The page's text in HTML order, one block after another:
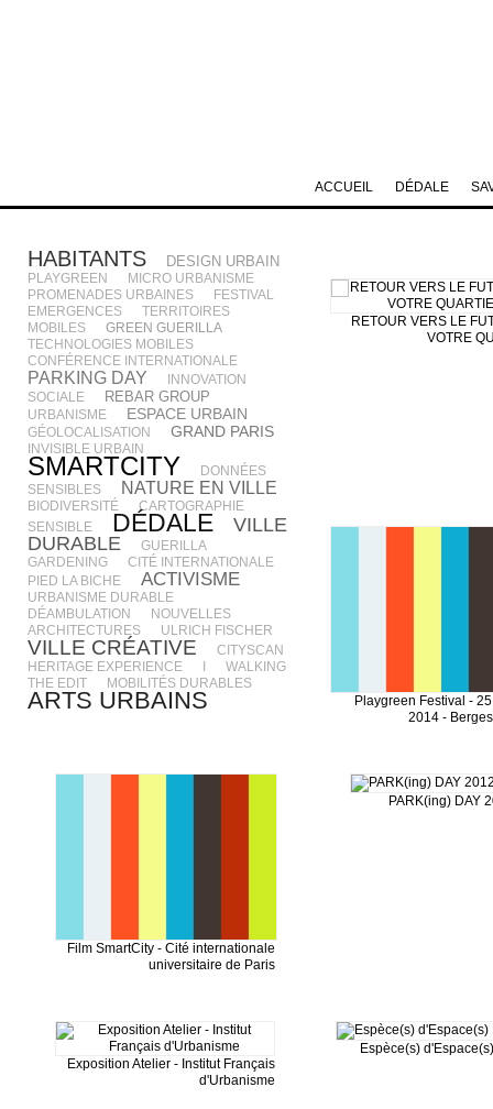
HABITANTS DESIGN URBAIN
PLAYGREEN
MICRO URBANISME
PROMENADES URBAINES
FESTIVAL
EMERGENCES
TERRITOIRES
MOBILES
GREEN GUERILLA
TECHNOLOGIES MOBILES
CONFÉRENCE INTERNATIONALE
PARKING DAY
INNOVATION
SOCIALE
REBAR GROUP
URBANISME ESPACE URBAIN
GÉOLOCALISATION GRAND PARIS
INVISIBLE URBAIN
SMARTCITY
DONNÉES
SENSIBLES
NATURE EN VILLE
BIODIVERSITÉ
CARTOGRAPHIE
SENSIBLE
DÉDALE
VILLE
DURABLE
GUERILLA
GARDENING
CITÉ INTERNATIONALE
PIED LA BICHE
ACTIVISME
URBANISME DURABLE
DÉAMBULATION
NOUVELLES
ARCHITECTURES
ULRICH FISCHER
VILLE CRÉATIVE
CITYSCAN
HERITAGE EXPERIENCE
WALKING
THE EDIT
MOBILITÉS DURABLES
ARTS URBAINS
RETOUR VERS LE
VOTRE
Playgreen Festival -
2014 -
Film SmartCity - Cité internationale
universitaire de Paris
PARK(ing) DAY
Exposition Atelier - Institut Français
d'Urbanisme
Espèce(s)
DÉDALE
ACCUEIL